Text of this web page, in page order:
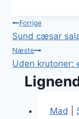
Forrige
Sund cæsar
Næste
Uden krutoner:
Mad